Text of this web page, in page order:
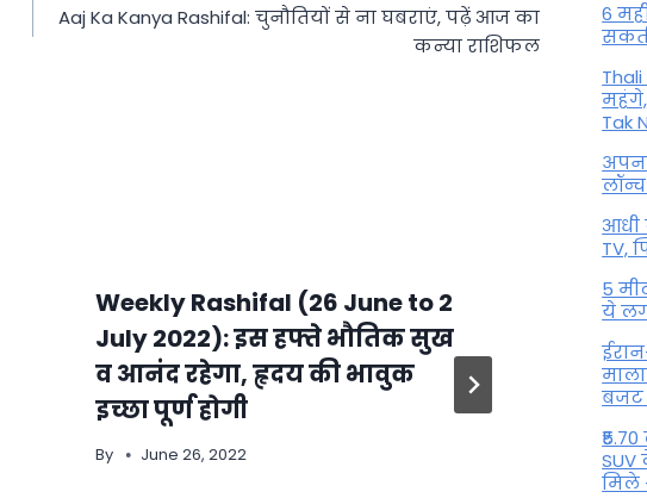
Aaj Ka Kanya Rashifal: चुनौतियों से ना घबराएं, पढ़ें आज का
कन्या राशिफल
Weekly Rashifal (26 June to 2
July 2022): इस हफ्ते भौतिक सुख
व आनंद रहेगा, हृदय की भावुक
इच्छा पूर्ण होगी
By June 26, 2022
और
6
Tak
आधी
TV,
5
ये
बजट
मिले